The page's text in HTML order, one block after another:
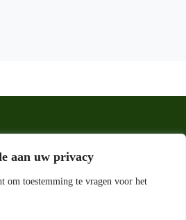
aan uw privacy
toestemming te vragen voor het